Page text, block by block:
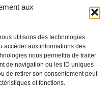
aux
utilisons des technologies
accéder aux informations des
nous permettra de traiter
de navigation ou les ID uniques
de retirer son consentement peut
et fonctions.
: la femme au 19e siècle